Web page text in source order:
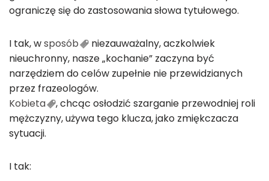
ograniczę się do zastosowania słowa tytułowego.
I tak, wsposób
niezauważalny, aczkolwiek
nieuchronny, nasze „kochanie” zaczyna być
narzędziem do celów zupełnie nie przewidzianych
przez frazeologów.
Kobieta
, chcąc osłodzić szarganie przewodniej roli
mężczyzny, używa tego klucza, jako zmiękczacza
sytuacji.
I tak: